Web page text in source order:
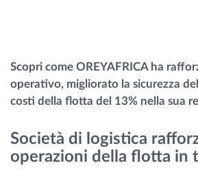
Pianificazione dei percorsi e
Identificazione automatica del
Scopri come OREYAFRICA ha
operativo, migliorato la sicurezza
costi della flotta del 13% nella sua
Società di logistica
operazioni della flotta in